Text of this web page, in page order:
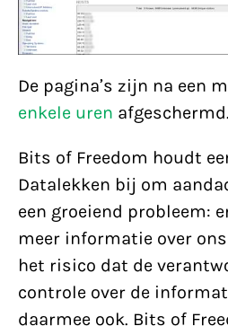
De pagina’s zijn na een
enkele uren afgeschermd.
Bits of Freedom houdt
Datalekken bij om
een groeiend probleem:
meer informatie over
het risico dat de
controle over de
daarmee ook. Bits of